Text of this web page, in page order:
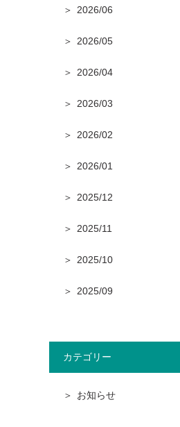
2026/06
2026/05
2026/04
2026/03
2026/02
2026/01
2025/12
2025/11
2025/10
2025/09
カテゴリー
お知らせ